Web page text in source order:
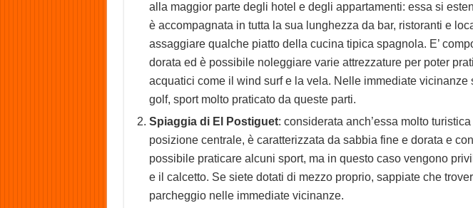
alla maggior parte degli hotel e degli appartamenti: essa si
è accompagnata in tutta la sua lunghezza da bar, ristoranti e
assaggiare qualche piatto della cucina tipica spagnola. E’
dorata ed è possibile noleggiare varie attrezzature per poter
acquatici come il wind surf e la vela. Nelle immediate vicinanze
golf, sport molto praticato da queste parti.
Spiaggia di El Postiguet: considerata anch’essa molto
posizione centrale, è caratterizzata da sabbia fine e dorata e
possibile praticare alcuni sport, ma in questo caso vengono
e il calcetto. Se siete dotati di mezzo proprio, sappiate che
parcheggio nelle immediate vicinanze.